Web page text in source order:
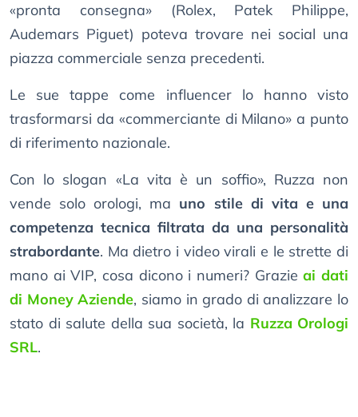
«pronta consegna» (Rolex, Patek Philippe,
Audemars Piguet) poteva trovare nei social una
piazza commerciale senza precedenti.
Le sue tappe come influencer lo hanno visto
trasformarsi da «commerciante di Milano» a punto
di riferimento nazionale.
Con lo slogan «La vita è un soffio», Ruzza non
vende solo orologi, ma uno stile di vita e una
competenza tecnica filtrata da una personalità
strabordante. Ma dietro i video virali e le strette di
mano ai VIP, cosa dicono i numeri? Grazieai dati
di Money Aziende, siamo in grado di analizzare lo
stato di salute della sua società, la Ruzza Orologi
SRL.